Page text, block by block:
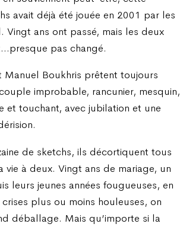
avait déjà été jouée en 2001 par les
Vingt ans ont passé, mais les deux
pas changé.
Manuel Boukhris prêtent toujours
improbable, rancunier, mesquin,
et touchant, avec jubilation et une
de sketchs, ils décortiquent tous
vie à deux. Vingt ans de mariage, un
leurs jeunes années fougueuses, en
plus ou moins houleuses, on
déballage. Mais qu’importe si la